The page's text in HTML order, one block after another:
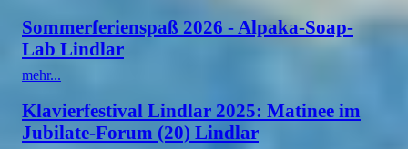
Sommerferienspaß 2026 - Alpaka-Soap-
Lab Lindlar
mehr...
Klavierfestival Lindlar 2025: Matinee im
Jubilate-Forum (20) Lindlar